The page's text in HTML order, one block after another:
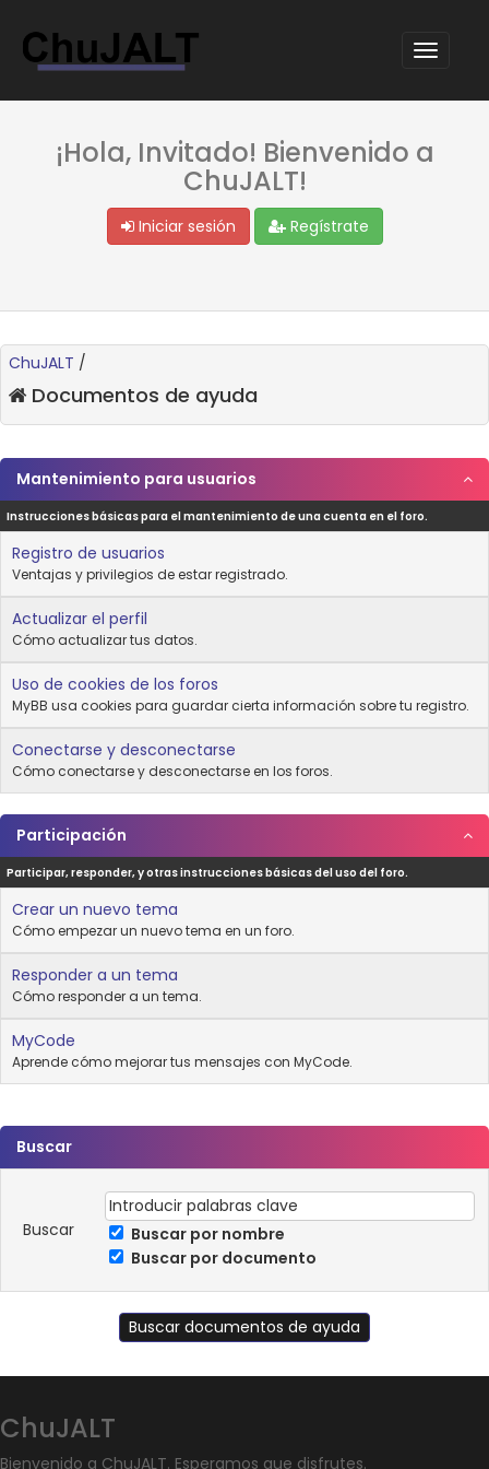
¡Hola, Invitado! Bienvenido a
ChuJALT!
Iniciar sesión Regístrate
ChuJALT /
Documentos de ayuda
Mantenimiento para usuarios
Instrucciones básicas para el mantenimiento de una cuenta en el foro.
Registro de usuarios
Ventajas y privilegios de estar registrado.
Actualizar el perfil
Cómo actualizar tus datos.
Uso de cookies de los foros
MyBB usa cookies para guardar cierta información sobre tu registro.
Conectarse y desconectarse
Cómo conectarse y desconectarse en los foros.
Participación
Participar, responder, y otras instrucciones básicas del uso del foro.
Crear un nuevo tema
Cómo empezar un nuevo tema en un foro.
Responder a un tema
Cómo responder a un tema.
MyCode
Aprende cómo mejorar tus mensajes con MyCode.
Buscar
Buscar
Buscar por nombre
Buscar por documento
ChuJALT
Bienvenido a ChuJALT. Esperamos que disfrutes.